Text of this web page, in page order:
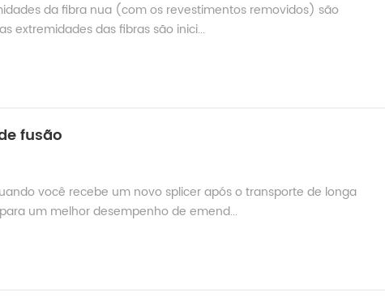
da fibra nua (com os revestimentos removidos) são
extremidades das fibras são inici...
fusão
você recebe um novo splicer após o transporte de longa
um melhor desempenho de emend...